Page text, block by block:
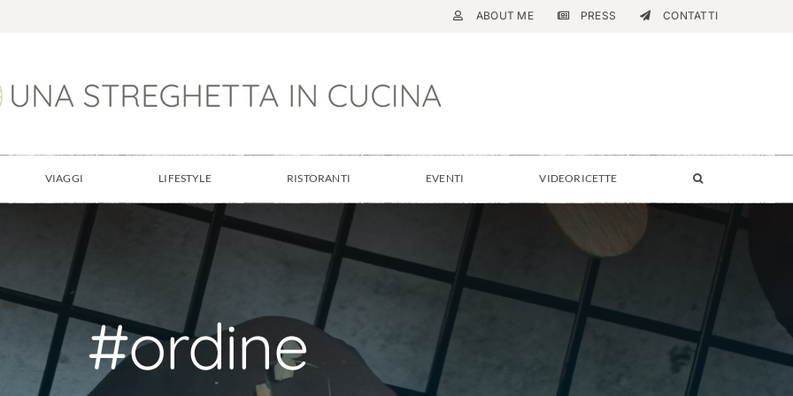
ABOUT ME PRESS CONTATTI
VIAGGI LIFESTYLE RISTORANTI EVENTI VIDEORICETTE
#ordine